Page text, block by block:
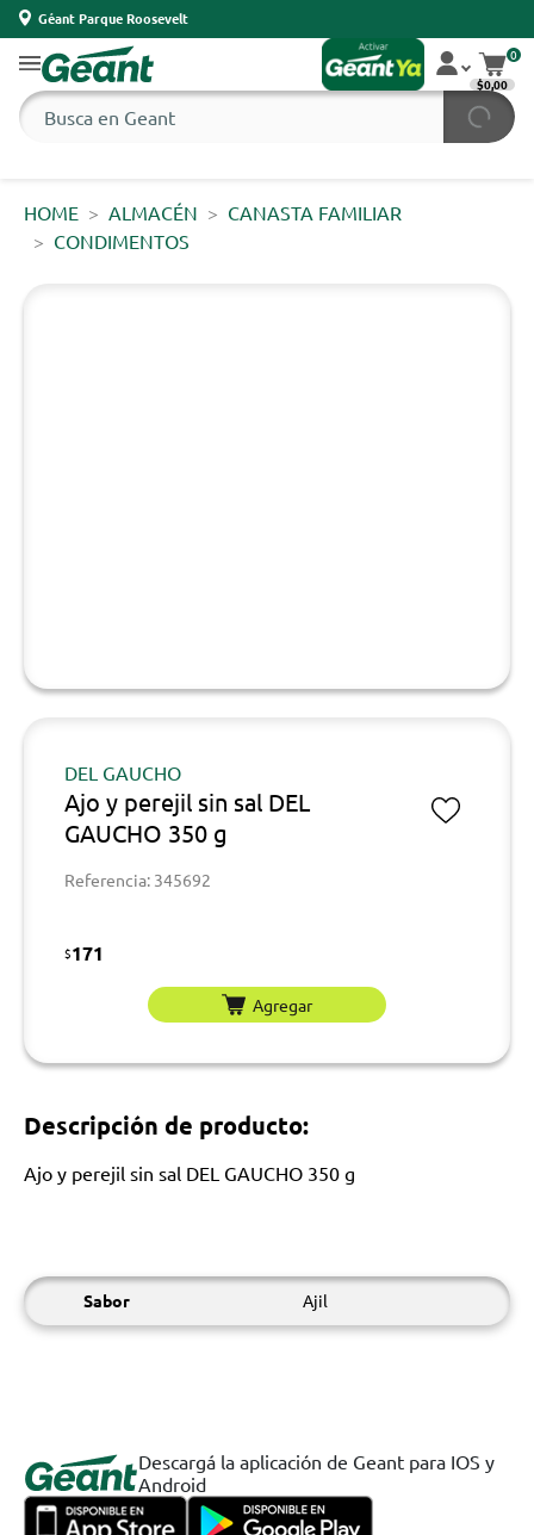
Géant Parque Roosevelt
0
$0,00
HOME ALMACÉN
CANASTA FAMILIAR
CONDIMENTOS
DEL GAUCHO
Ajo y perejil sin sal DEL
GAUCHO 350 g
Referencia: 345692
$171
Agregar
Descripción de producto:
Ajo y perejil sin sal DEL GAUCHO 350 g
Sabor Ajil
Descargá la aplicación de Geant para IOS y
Android